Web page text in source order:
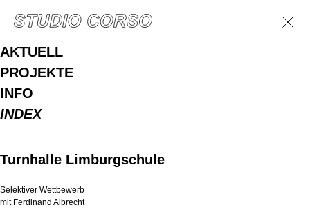
AKTUELL
PROJEKTE
INFO
INDEX
Turnhalle Limburgschule
Selektiver Wettbewerb
mit Ferdinand Albrecht